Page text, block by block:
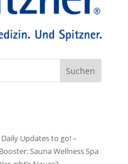
Updates to go! –
Sauna Wellness Spa